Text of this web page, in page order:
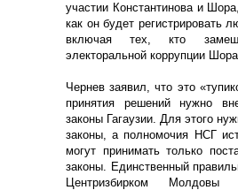
участии Константинова и
как он будет регистрировать
включая тех, кто
электоральной коррупции
Чернев заявил, что это
принятия решений нужно
законы Гагаузии. Для этого
законы, а полномочия НСГ
могут принимать только
законы. Единственный
Центризбирком Молдовы